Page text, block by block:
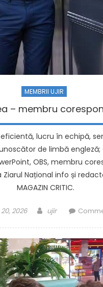
MEMBRII UJIR
– membru
lucru în echipă,
de limbă
OBS, membru
Național info și
MAGAZIN CRITIC.
2026 Author
ujir